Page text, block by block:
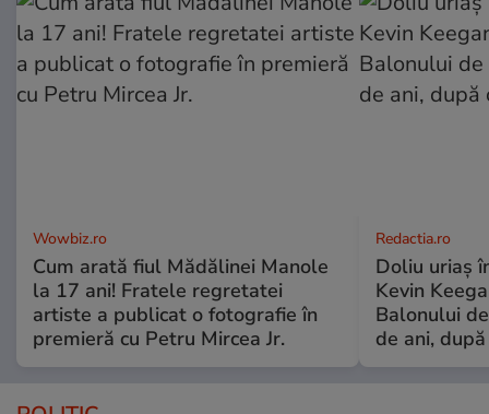
Wowbiz.ro
Cum arată fiul Mădălinei Manole
la 17 ani! Fratele regretatei
artiste a publicat o fotografie în
premieră cu Petru Mircea Jr.
Redactia.ro
Doliu uriaș
Kevin
Balonului
de ani,